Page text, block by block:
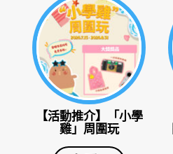
【活動推介】「小學
雞」周圍玩